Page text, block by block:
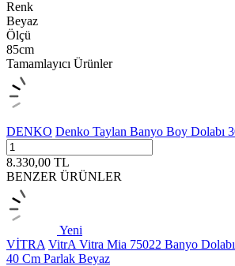
Renk
Beyaz
Ölçü
85cm
Tamamlayıcı Ürünler
DENKO Denko Taylan Banyo Boy Dolabı
8.330,00 TL
BENZER ÜRÜNLER
Yeni
VİTRA VitrA Vitra Mia 75022 Banyo Dolabı
40 Cm Parlak Beyaz